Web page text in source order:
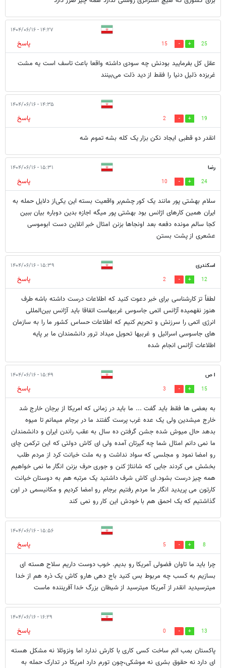
۱۴:۲۷ - ۱۴۰۴/۰۶/۱۶
25
15
پاسخ
عقل کل بفرمایید بودنش چه سودی داشته واقعا باعث تاسف است یه مشت
غربزده ذلیل دنیا را فقط از دید ذلت می‌بینند
۱۴:۳۵ - ۱۴۰۴/۰۶/۱۶
19
2
پاسخ
انقدر دو قطبی ایجاد نکن بزار یک کله بشه تموم شه
رضا ۱۵:۳۱ - ۱۴۰۴/۰۶/۱۶
24
10
پاسخ
سلام بهشتی پور مانند یک کور چشم‌بر واقعیت بسته این یکی‌از دلایل حمله به
ایران همین کارهای اژانس بود بهشتی پور میگه اجازه بدین دوباره بیان ببین
کجا سالم مونده دفعه بعد اونجاها بزنن امثال خبر انلاین دست ابوموسی
عشعری از پشت بستن
اسکندری ۱۵:۳۹ - ۱۴۰۴/۰۶/۱۶
12
2
پاسخ
لطفاً تز کارشناسی برای خبر دعوت کنید که اطلاعات درست داشته باشه طرف
هنوز نفهمیده آژانس اتمی جاسوس غرببهاست اتفاقا باید آژانس بین‌المللی
انرژی اتمی را سرزنش و تحریم کنیم که اطلاعات حساس کشور ما را به سازمان
های جاسوسی اسرائیل و غربیها تحویل میداد ترور دانشمندان ما بر پایه
اطلاعات آژانس انجام شده
ا ص ۱۵:۴۹ - ۱۴۰۴/۰۶/۱۶
15
3
پاسخ
به بعضی ها فقط باید گفت ... ما باید در زمانی که امریکا از برجان خارج شد
خارج میشدین ولی یک عده غرب پرست گفتند ما در برجام میمانم تا میوه
بدهد حال میوش شده جشن گرفتن ده سال به عقب راندن ایران و دانشمندان
ما نمی دانم امثال شما چه گیرتان آمده ولی ای کاش دولتی که این ترکمن چای
رو امضا نمود و مجلسی که سواد نداشت و به ملت خیانت کرد از مردم طلب
بخشش می کردند جایی که شانتاژ کنن و جوری حرف بزنن انگار ما نمی خواهیم
همه چیز درست بشود.ای کاش شرف داشتید یک مرتبه هم به دوستان خیانت
کارتون می پریدید انگار ما مردم رفتیم برجام رو امضا کردیم و مکانیسمی در اون
گذاشتیم که یک احمق هم با خودش این کار رو نمی کند
۱۵:۵۶ - ۱۴۰۴/۰۶/۱۶
8
5
پاسخ
چرا باید ما تاوان فضولی آمریکا رو بدیم. خوب دوست داریم سلاح هسته ای
بسازیم به کسب چه مربوط بس کنید باج دهی هارو کاش یک ذره هم از خدا
میترسیدید انقدر از آمریکا میترسید از شیطان بزرگ خدا آفریننده ماست
۱۶:۲۹ - ۱۴۰۴/۰۶/۱۶
13
0
پاسخ
پاکستان بمب اتم ساخت کسی کاری با کارش ندارد اما ونزوئلا نه مشکل هسته
ای دارد نه حقوق بشری نه موشکی،چون تورم دارد امریکا در تدارک حمله به